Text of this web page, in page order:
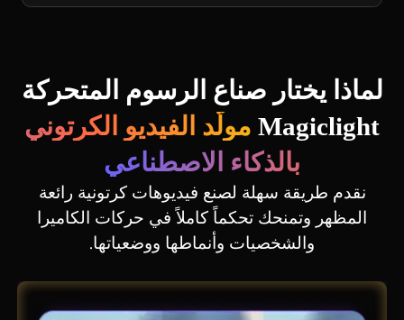
لماذا يختار صناع الرسوم المتحركة
Magiclight مولّد الفيديو الكرتوني
بالذكاء الاصطناعي
نقدم طريقة سهلة لصنع فيديوهات كرتونية رائعة
المظهر وتمنحك تحكماً كاملاً في حركات الكاميرا
والشخصيات وأنماطها ووضعياتها.